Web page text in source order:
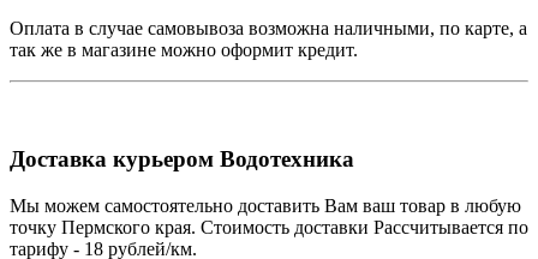
Оплата в случае самовывоза возможна наличными, по карте, а
так же в магазине можно оформит кредит.
Доставка курьером Водотехника
Мы можем самостоятельно доставить Вам ваш товар в любую
точку Пермского края. Стоимость доставки Рассчитывается по
тарифу - 18 рублей/км.